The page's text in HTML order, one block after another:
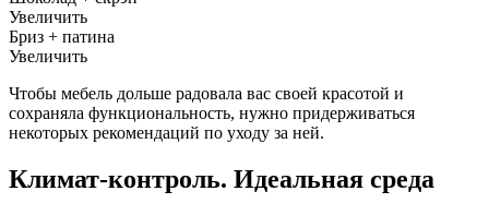
Увеличить
Бриз + патина
Увеличить
Чтобы мебель дольше радовала вас своей красотой и
сохраняла функциональность, нужно придерживаться
некоторых рекомендаций по уходу за ней.
Климат-контроль. Идеальная среда